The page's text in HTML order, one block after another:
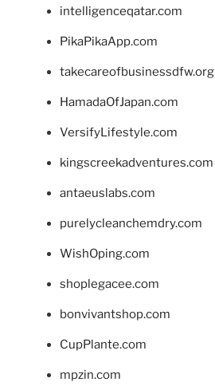
intelligenceqatar.com
PikaPikaApp.com
takecareofbusinessdfw.org
HamadaOfJapan.com
VersifyLifestyle.com
kingscreekadventures.com
antaeuslabs.com
purelycleanchemdry.com
WishOping.com
shoplegacee.com
bonvivantshop.com
CupPlante.com
mpzin.com